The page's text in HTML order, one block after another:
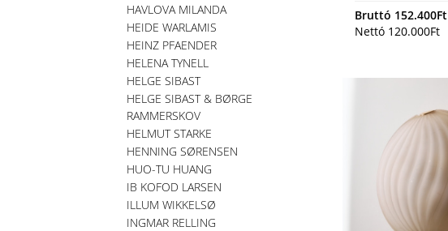
HAVLOVA MILANDA
HEIDE WARLAMIS
HEINZ PFAENDER
HELENA TYNELL
HELGE SIBAST
HELGE SIBAST & BØRGE
RAMMERSKOV
HELMUT STARKE
HENNING SØRENSEN
HUO-TU HUANG
IB KOFOD LARSEN
ILLUM WIKKELSØ
INGMAR RELLING
Bruttó 152.400Ft
Nettó 120.000Ft